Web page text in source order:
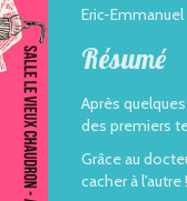
Eric-
Résumé
Après
des premiers
Grâce au
cacher à l'autre !